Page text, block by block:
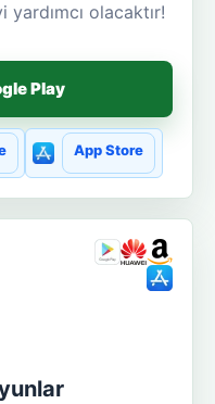
olacaktır!
Play
App Store